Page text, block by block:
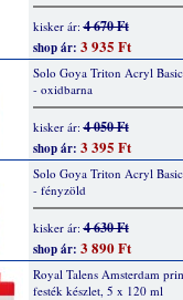
kisker ár:4 670 Ft
shop ár: 3 935 Ft
Solo Goya Triton Acryl
- oxidbarna
kisker ár:4 050 Ft
shop ár: 3 395 Ft
Solo Goya Triton Acryl
- fényzöld
kisker ár:4 630 Ft
shop ár: 3 890 Ft
Royal Talens Amsterdam
festék készlet, 5 x 120 ml